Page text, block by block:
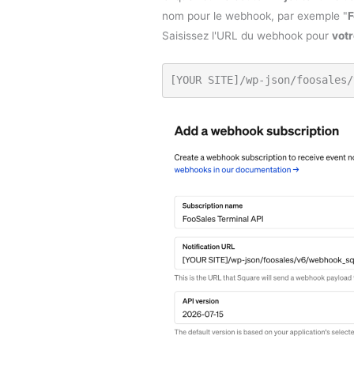
nom pour le webhook, par exemple "
Saisissez l'URL du webhook pour
[YOUR SITE]/wp-json/foosales/